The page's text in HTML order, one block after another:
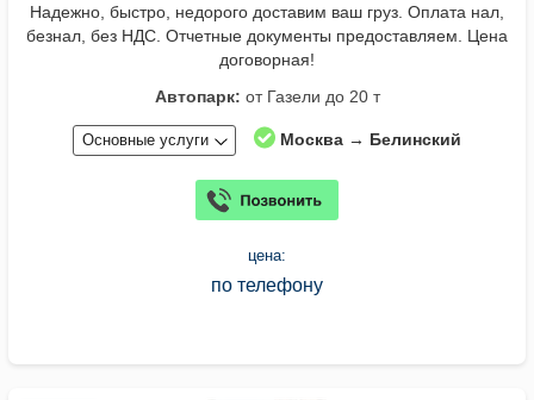
Надежно, быстро, недорого доставим ваш груз. Оплата нал,
безнал, без НДС. Отчетные документы предоставляем. Цена
договорная!
Автопарк: от Газели до 20 т
Основные услуги Москва → Белинский
цена:
по телефону